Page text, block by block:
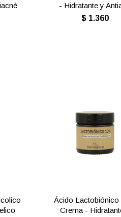
- Hidratante y
$ 1.360
Ácido Lactobiónico
Crema -